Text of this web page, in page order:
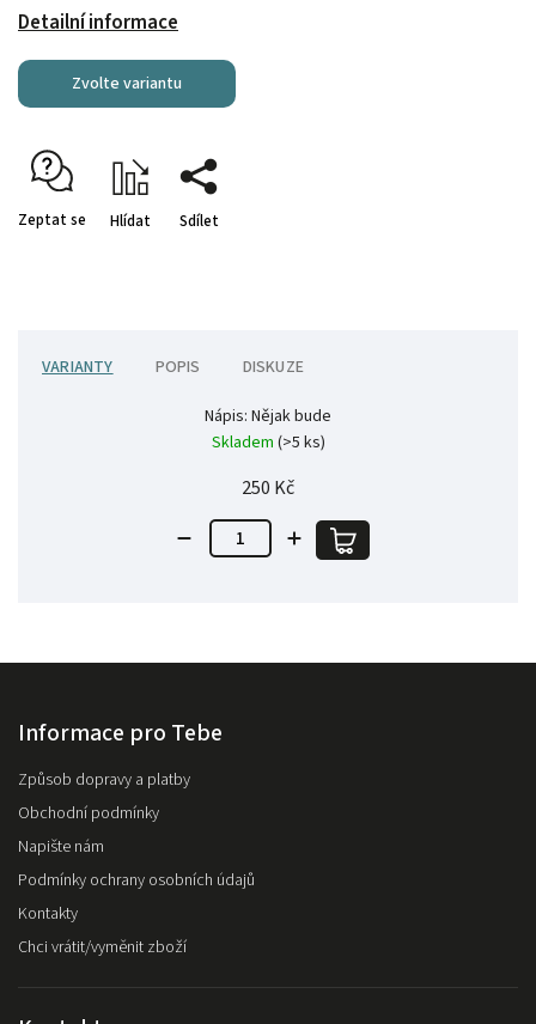
Detailní informace
Zvolte variantu
Zeptat se Hlídat Sdílet
VARIANTY POPIS DISKUZE
Nápis: Nějak bude
Skladem (>5 ks)
250 Kč
Informace pro Tebe
Způsob dopravy a platby
Obchodní podmínky
Napište nám
Podmínky ochrany osobních údajů
Kontakty
Chci vrátit/vyměnit zboží